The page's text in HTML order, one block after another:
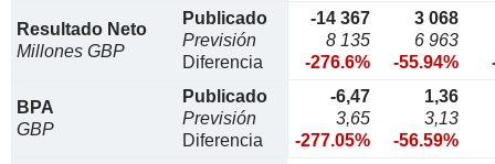
Resultado Neto
Millones GBP
Publicado
Previsión
Diferencia
-14 367
8 135
-276.6%
3 068
6 963
-55.94%
BPA
GBP
Publicado
Previsión
Diferencia
-6,47
3,65
-277.05%
1,36
3,13
-56.59%